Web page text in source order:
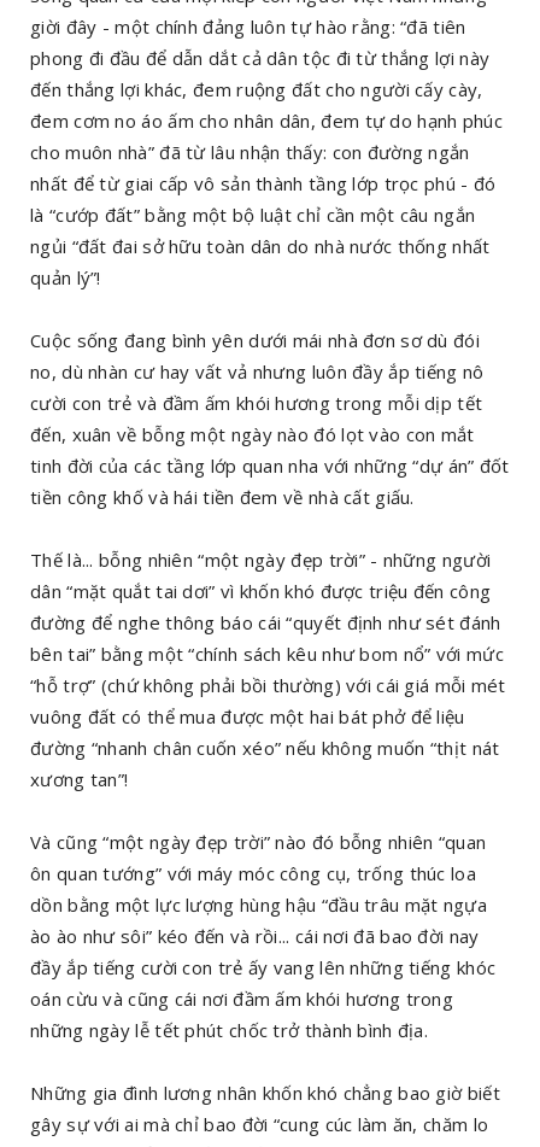
giời đây - một chính đảng luôn tự hào rằng: “đã tiên
phong đi đầu để dẫn dắt cả dân tộc đi từ thắng lợi này
đến thắng lợi khác, đem ruộng đất cho người cấy cày,
đem cơm no áo ấm cho nhân dân, đem tự do hạnh phúc
cho muôn nhà” đã từ lâu nhận thấy: con đường ngắn
nhất để từ giai cấp vô sản thành tầng lớp trọc phú - đó
là “cướp đất” bằng một bộ luật chỉ cần một câu ngắn
ngủi “đất đai sở hữu toàn dân do nhà nước thống nhất
quản lý”!
Cuộc sống đang bình yên dưới mái nhà đơn sơ dù đói
no, dù nhàn cư hay vất vả nhưng luôn đầy ắp tiếng nô
cười con trẻ và đầm ấm khói hương trong mỗi dịp tết
đến, xuân về bỗng một ngày nào đó lọt vào con mắt
tinh đời của các tầng lớp quan nha với những “dự án” đốt
tiền công khố và hái tiền đem về nhà cất giấu.
Thế là... bỗng nhiên “một ngày đẹp trời” - những người
dân “mặt quắt tai dơi” vì khốn khó được triệu đến công
đường để nghe thông báo cái “quyết định như sét đánh
bên tai” bằng một “chính sách kêu như bom nổ” với mức
“hỗ trợ” (chứ không phải bồi thường) với cái giá mỗi mét
vuông đất có thể mua được một hai bát phở để liệu
đường “nhanh chân cuốn xéo” nếu không muốn “thịt nát
xương tan”!
Và cũng “một ngày đẹp trời” nào đó bỗng nhiên “quan
ôn quan tướng” với máy móc công cụ, trống thúc loa
dồn bằng một lực lượng hùng hậu “đầu trâu mặt ngựa
ào ào như sôi” kéo đến và rồi... cái nơi đã bao đời nay
đầy ắp tiếng cười con trẻ ấy vang lên những tiếng khóc
oán cừu và cũng cái nơi đầm ấm khói hương trong
những ngày lễ tết phút chốc trở thành bình địa.
Những gia đình lương nhân khốn khó chẳng bao giờ biết
gây sự với ai mà chỉ bao đời “cung cúc làm ăn, chăm lo